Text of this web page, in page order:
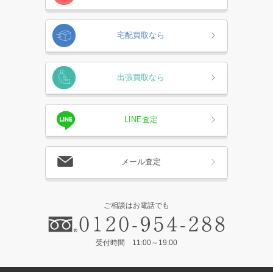
宅配買取なら
出張買取なら
LINE査定
メール査定
ご相談はお電話でも
受付時間 11:00～19:00